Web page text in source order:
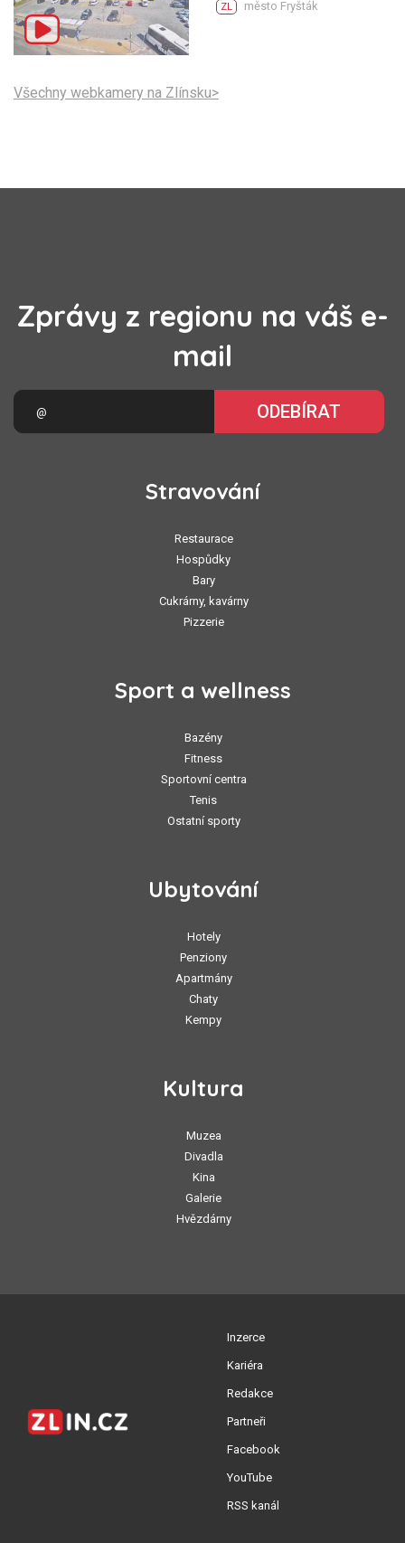
ZL město Fryšták
Všechny webkamery na Zlínsku>
Zprávy z regionu na váš e-
mail
ODEBÍRAT
Stravování
Restaurace
Hospůdky
Bary
Cukrárny, kavárny
Pizzerie
Sport a wellness
Bazény
Fitness
Sportovní centra
Tenis
Ostatní sporty
Ubytování
Hotely
Penziony
Apartmány
Chaty
Kempy
Kultura
Muzea
Divadla
Kina
Galerie
Hvězdárny
Inzerce
Kariéra
Redakce
Partneři
Facebook
YouTube
RSS kanál